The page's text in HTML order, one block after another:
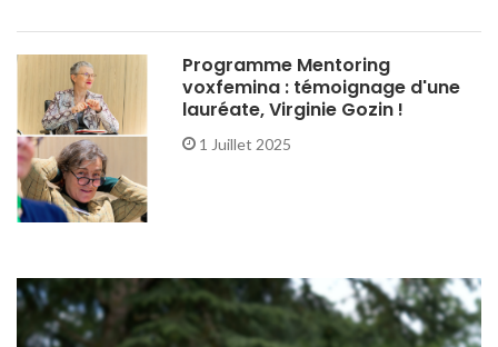
Programme Mentoring
voxfemina : témoignage d'une
lauréate, Virginie Gozin !
1 Juillet 2025